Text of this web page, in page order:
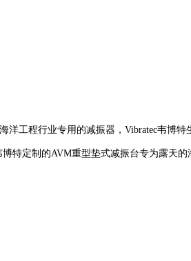
洋工程行业专用的减振器，Vibratec韦博
博特定制的AVM重型垫式减振台专为露天的